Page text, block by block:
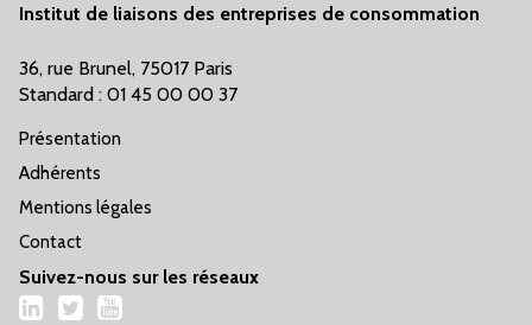
Institut de liaisons des entreprises de consommation
36, rue Brunel, 75017 Paris
Standard : 01 45 00 00 37
Présentation
Adhérents
Mentions légales
Contact
Suivez-nous sur les réseaux
LinkedIn
TwitterYouTube